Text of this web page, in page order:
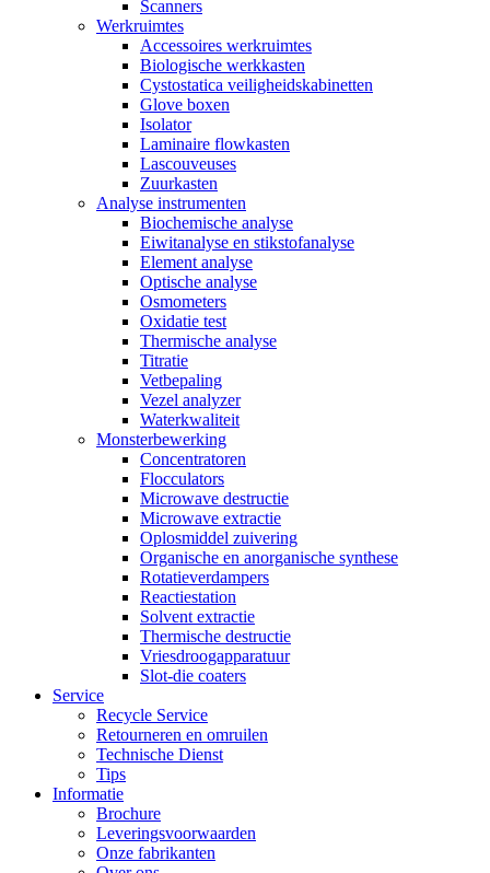
Scanners
Werkruimtes
Accessoires werkruimtes
Biologische werkkasten
Cystostatica veiligheidskabinetten
Glove boxen
Isolator
Laminaire flowkasten
Lascouveuses
Zuurkasten
Analyse instrumenten
Biochemische analyse
Eiwitanalyse en stikstofanalyse
Element analyse
Optische analyse
Osmometers
Oxidatie test
Thermische analyse
Titratie
Vetbepaling
Vezel analyzer
Waterkwaliteit
Monsterbewerking
Concentratoren
Flocculators
Microwave destructie
Microwave extractie
Oplosmiddel zuivering
Organische en anorganische synthese
Rotatieverdampers
Reactiestation
Solvent extractie
Thermische destructie
Vriesdroogapparatuur
Slot-die coaters
Service
Recycle Service
Retourneren en omruilen
Technische Dienst
Tips
Informatie
Brochure
Leveringsvoorwaarden
Onze fabrikanten